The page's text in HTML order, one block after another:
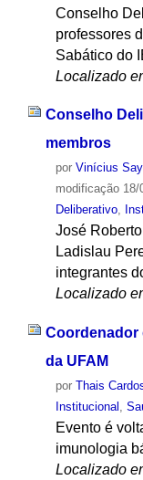
Conselho
professores
Sabático do
Localizado
Conselho
membros
por Vinícius
modificação18/
Deliberativo,
José
Ladislau
integrantes
Localizado
Coordenador
da UFAM
por Thais
Institucional ,
Evento é
imunologia
Localizado